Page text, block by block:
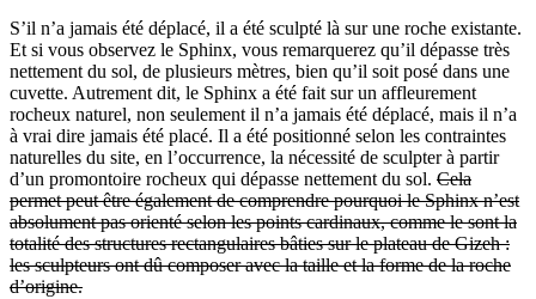
S’il n’a jamais été déplacé, il a été sculpté là sur une roche existante.
Et si vous observez le Sphinx, vous remarquerez qu’il dépasse très
nettement du sol, de plusieurs mètres, bien qu’il soit posé dans une
cuvette. Autrement dit, le Sphinx a été fait sur un affleurement
rocheux naturel, non seulement il n’a jamais été déplacé, mais il n’a
à vrai dire jamais été placé. Il a été positionné selon les contraintes
naturelles du site, en l’occurrence, la nécessité de sculpter à partir
d’un promontoire rocheux qui dépasse nettement du sol. Cela
permet peut être également de comprendre pourquoi le Sphinx n’est
absolument pas orienté selon les points cardinaux, comme le sont la
totalité des structures rectangulaires bâties sur le plateau de Gizeh :
les sculpteurs ont dû composer avec la taille et la forme de la roche
d’origine.